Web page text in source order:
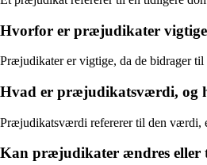
Hvorfor er præjudikater vigtige
Præjudikater er vigtige, da de bidrager til
Hvad er præjudikatsværdi, og
Præjudikatsværdi refererer til den værdi,
Kan præjudikater ændres eller